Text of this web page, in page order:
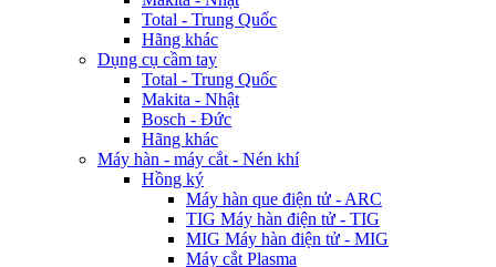
Total - Trung Quốc
Hãng khác
Dụng cụ cầm tay
Total - Trung Quốc
Makita - Nhật
Bosch - Đức
Hãng khác
Máy hàn - máy cắt - Nén khí
Hồng ký
Máy hàn que điện tử - ARC
TIG Máy hàn điện tử - TIG
MIG Máy hàn điện tử - MIG
Máy cắt Plasma